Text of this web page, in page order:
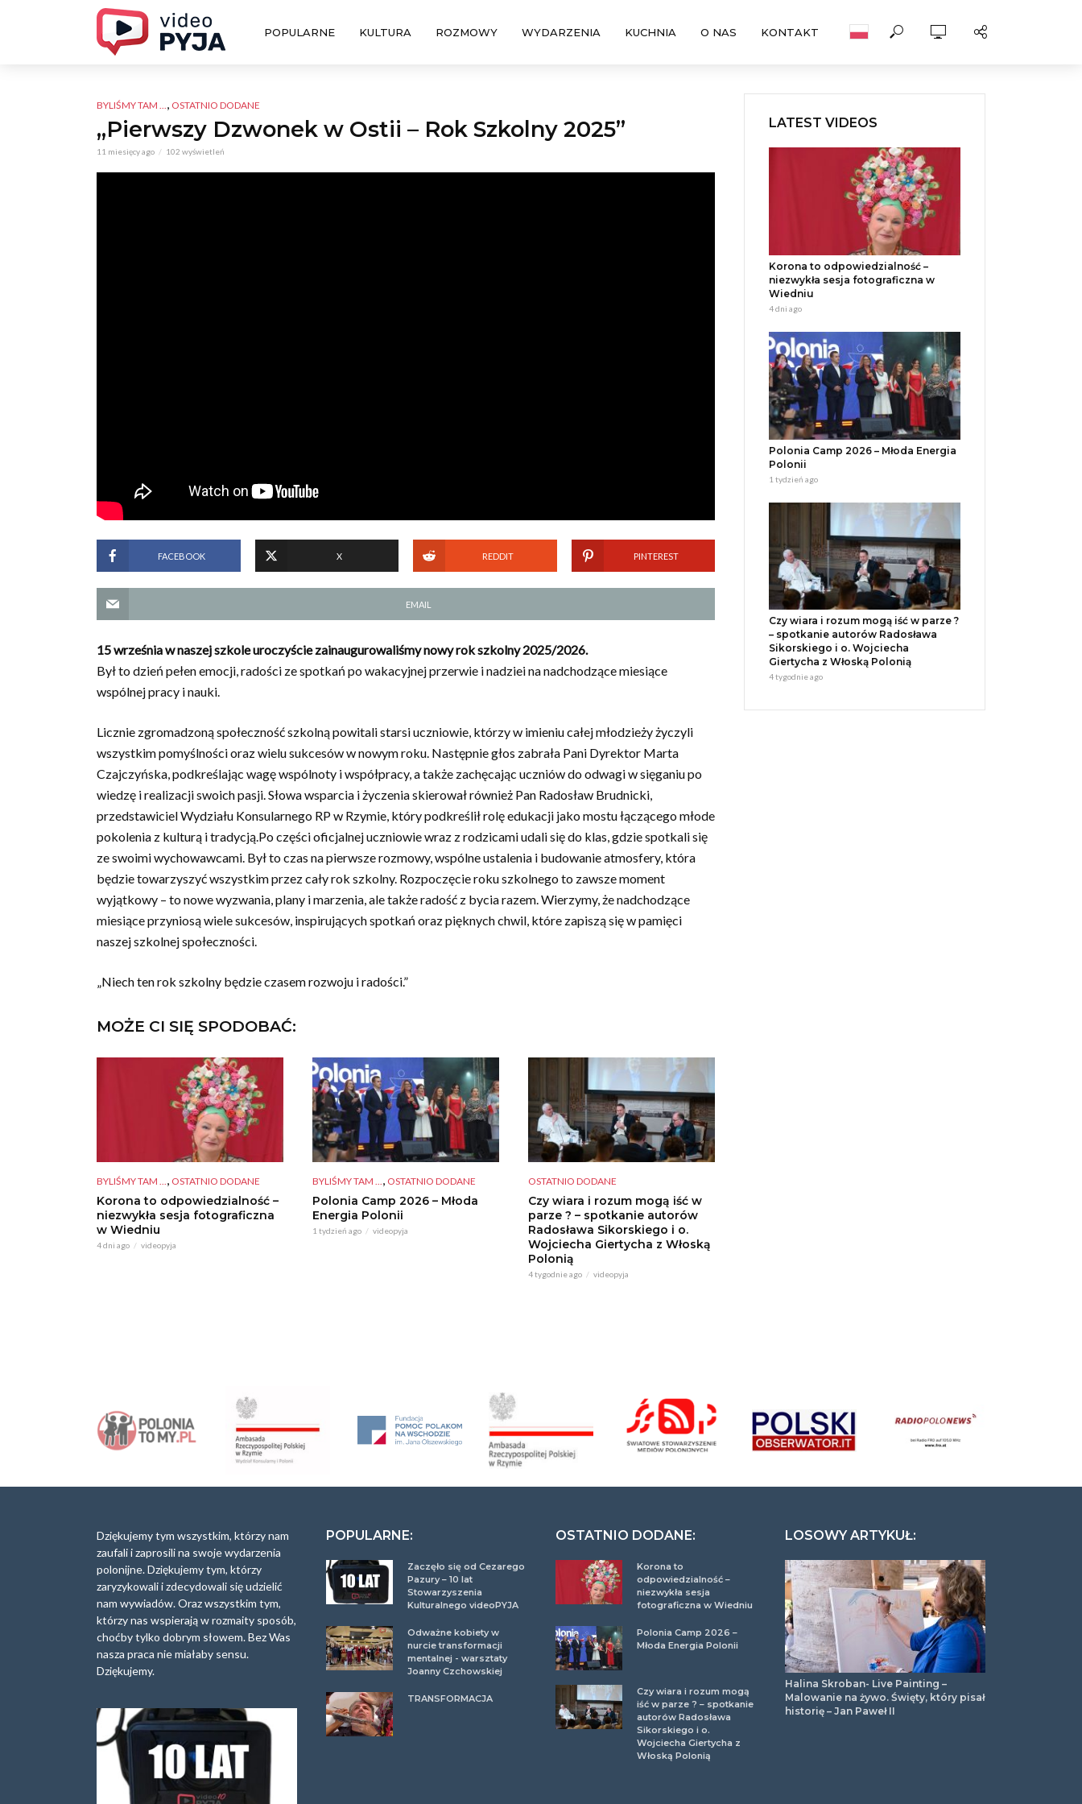
POPULARNE KULTURA ROZMOWY WYDARZENIA KUCHNIA O NAS KONTAKT
BYLIŚMY TAM ..., OSTATNIO DODANE
„Pierwszy Dzwonek w Ostii – Rok Szkolny 2025”
11 miesięcy ago 102 wyświetleń
FACEBOOK X REDDIT PINTEREST
EMAIL
15 września w naszej szkole uroczyście zainaugurowaliśmy nowy rok szkolny 2025/2026.
Był to dzień pełen emocji, radości ze spotkań po wakacyjnej przerwie i nadziei na nadchodzące miesiące
wspólnej pracy i nauki.
Licznie zgromadzoną społeczność szkolną powitali starsi uczniowie, którzy w imieniu całej młodzieży życzyli
wszystkim pomyślności oraz wielu sukcesów w nowym roku. Następnie głos zabrała Pani Dyrektor Marta
Czajczyńska, podkreślając wagę wspólnoty i współpracy, a także zachęcając uczniów do odwagi w sięganiu po
wiedzę i realizacji swoich pasji. Słowa wsparcia i życzenia skierował również Pan Radosław Brudnicki,
przedstawiciel Wydziału Konsularnego RP w Rzymie, który podkreślił rolę edukacji jako mostu łączącego młode
pokolenia z kulturą i tradycją.Po części oficjalnej uczniowie wraz z rodzicami udali się do klas, gdzie spotkali się
ze swoimi wychowawcami. Był to czas na pierwsze rozmowy, wspólne ustalenia i budowanie atmosfery, która
będzie towarzyszyć wszystkim przez cały rok szkolny. Rozpoczęcie roku szkolnego to zawsze moment
wyjątkowy – to nowe wyzwania, plany i marzenia, ale także radość z bycia razem. Wierzymy, że nadchodzące
miesiące przyniosą wiele sukcesów, inspirujących spotkań oraz pięknych chwil, które zapiszą się w pamięci
naszej szkolnej społeczności.
„Niech ten rok szkolny będzie czasem rozwoju i radości.”
MOŻE CI SIĘ SPODOBAĆ:
BYLIŚMY TAM ..., OSTATNIO DODANE
Korona to odpowiedzialność –
niezwykła sesja fotograficzna
w Wiedniu
4 dni ago videopyja
BYLIŚMY TAM ..., OSTATNIO DODANE
Polonia Camp 2026 – Młoda
Energia Polonii
1 tydzień ago videopyja
OSTATNIO DODANE
Czy wiara i rozum mogą iść w
parze ? – spotkanie autorów
Radosława Sikorskiego i o.
Wojciecha Giertycha z Włoską
Polonią
4 tygodnie ago videopyja
LATEST VIDEOS
Korona to odpowiedzialność –
niezwykła sesja fotograficzna w
Wiedniu
4 dni ago
Polonia Camp 2026 – Młoda Energia
Polonii
1 tydzień ago
Czy wiara i rozum mogą iść w parze ?
– spotkanie autorów Radosława
Sikorskiego i o. Wojciecha
Giertycha z Włoską Polonią
4 tygodnie ago
Dziękujemy tym wszystkim, którzy nam
zaufali i zaprosili na swoje wydarzenia
polonijne. Dziękujemy tym, którzy
zaryzykowali i zdecydowali się udzielić
nam wywiadów. Oraz wszystkim tym,
którzy nas wspierają w rozmaity sposób,
choćby tylko dobrym słowem. Bez Was
nasza praca nie miałaby sensu.
Dziękujemy.
POPULARNE:
Zaczęło się od Cezarego
Pazury – 10 lat
Stowarzyszenia
Kulturalnego videoPYJA
Odważne kobiety w
nurcie transformacji
mentalnej - warsztaty
Joanny Czchowskiej
TRANSFORMACJA
OSTATNIO DODANE:
Korona to
odpowiedzialność –
niezwykła sesja
fotograficzna w Wiedniu
Polonia Camp 2026 –
Młoda Energia Polonii
Czy wiara i rozum mogą
iść w parze ? – spotkanie
autorów Radosława
Sikorskiego i o.
Wojciecha Giertycha z
Włoską Polonią
LOSOWY ARTYKUŁ:
Halina Skroban- Live Painting –
Malowanie na żywo. Święty, który pisał
historię – Jan Paweł II